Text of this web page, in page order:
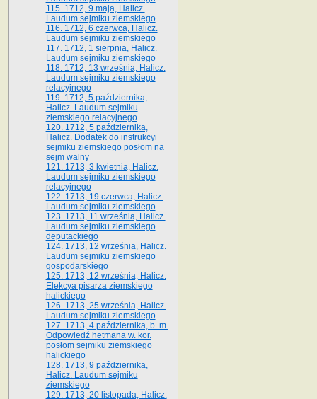
115. 1712, 9 maja, Halicz.
Laudum sejmiku ziemskiego
116. 1712, 6 czerwca, Halicz.
Laudum sejmiku ziemskiego
117. 1712, 1 sierpnia, Halicz.
Laudum sejmiku ziemskiego
118. 1712, 13 września, Halicz.
Laudum sejmiku ziemskiego
relacyjnego
119. 1712, 5 października,
Halicz. Laudum sejmiku
ziemskiego relacyjnego
120. 1712, 5 października,
Halicz. Dodatek do instrukcyi
sejmiku ziemskiego posłom na
sejm walny
121. 1713, 3 kwietnia, Halicz.
Laudum sejmiku ziemskiego
relacyjnego
122. 1713, 19 czerwca, Halicz.
Laudum sejmiku ziemskiego
123. 1713, 11 września, Halicz.
Laudum sejmiku ziemskiego
deputackiego
124. 1713, 12 września, Halicz.
Laudum sejmiku ziemskiego
gospodarskiego
125. 1713, 12 września, Halicz.
Elekcya pisarza ziemskiego
halickiego
126. 1713, 25 września, Halicz.
Laudum sejmiku ziemskiego
127. 1713, 4 października, b. m.
Odpowiedź hetmana w. kor.
posłom sejmiku ziemskiego
halickiego
128. 1713, 9 października,
Halicz. Laudum sejmiku
ziemskiego
129. 1713, 20 listopada, Halicz.